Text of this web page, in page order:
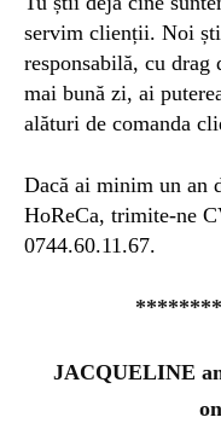
servim clienții. Noi
responsabilă, cu drag
mai bună zi, ai
alături de comanda
Dacă ai minim un an
HoReCa, trimite-ne
0744.60.11.67.
JACQUELINE